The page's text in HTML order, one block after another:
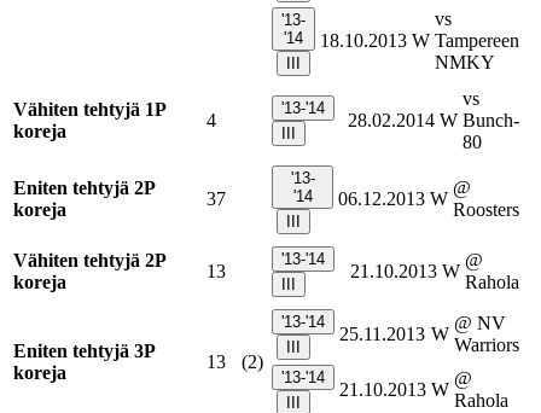
'13-
'14
III
18.10.2013 W
vs
Tampereen
NMKY
Vähiten tehtyjä 1P
koreja
4
'13-'14
III
28.02.2014 W
vs
Bunch-
80
Eniten tehtyjä 2P
koreja
37
'13-
'14
III
06.12.2013 W
@
Roosters
Vähiten tehtyjä 2P
koreja
13
'13-'14
III
21.10.2013 W
@
Rahola
Eniten tehtyjä 3P
koreja
13 (2)
'13-'14
III
25.11.2013 W
@ NV
Warriors
'13-'14
III
21.10.2013 W
@
Rahola